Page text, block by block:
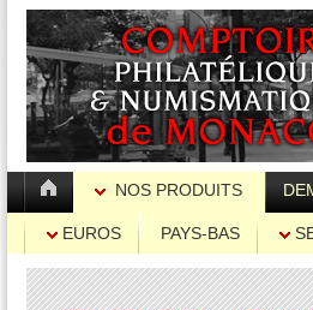
NOS PRODUITS
EUROS PAYS-BAS